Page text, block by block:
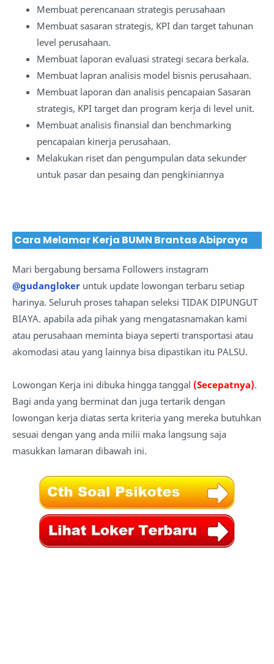
Membuat perencanaan strategis perusahaan
Membuat sasaran strategis, KPI dan target tahunan
level perusahaan.
Membuat laporan evaluasi strategi secara berkala.
Membuat lapran analisis model bisnis perusahaan.
Membuat laporan dan analisis pencapaian Sasaran
strategis, KPI target dan program kerja di level unit.
Membuat analisis finansial dan benchmarking
pencapaian kinerja perusahaan.
Melakukan riset dan pengumpulan data sekunder
untuk pasar dan pesaing dan pengkiniannya
Cara Melamar Kerja BUMN Brantas Abipraya
Mari bergabung bersama Followers instagram
@gudangloker untuk update lowongan terbaru setiap
harinya. Seluruh proses tahapan seleksi TIDAK DIPUNGUT
BIAYA. apabila ada pihak yang mengatasnamakan kami
atau perusahaan meminta biaya seperti transportasi atau
akomodasi atau yang lainnya bisa dipastikan itu PALSU.
Lowongan Kerja ini dibuka hingga tanggal (Secepatnya).
Bagi anda yang berminat dan juga tertarik dengan
lowongan kerja diatas serta kriteria yang mereka butuhkan
sesuai dengan yang anda milii maka langsung saja
masukkan lamaran dibawah ini.